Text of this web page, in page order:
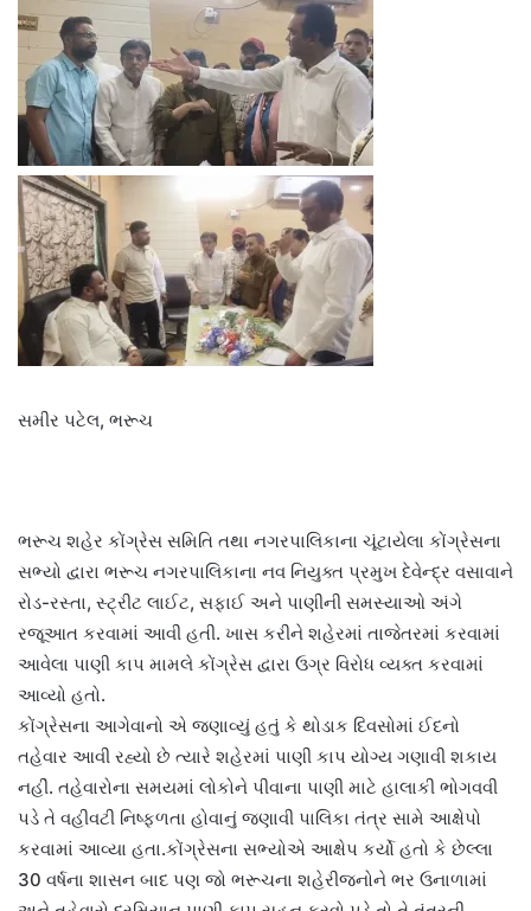
સમીર પટેલ, ભરૂચ
ભરૂચ શહેર કોંગ્રેસ સમિતિ તથા નગરપાલિકાના ચૂંટાયેલા કોંગ્રેસના
સભ્યો દ્વારા ભરૂચ નગરપાલિકાના નવ નિયુક્ત પ્રમુખ દેવેન્દ્ર વસાવાને
રોડ-રસ્તા, સ્ટ્રીટ લાઈટ, સફાઈ અને પાણીની સમસ્યાઓ અંગે
રજૂઆત કરવામાં આવી હતી. ખાસ કરીને શહેરમાં તાજેતરમાં કરવામાં
આવેલા પાણી કાપ મામલે કોંગ્રેસ દ્વારા ઉગ્ર વિરોધ વ્યક્ત કરવામાં
આવ્યો હતો.
કોંગ્રેસના આગેવાનો એ જણાવ્યું હતું કે થોડાક દિવસોમાં ઈદનો
તહેવાર આવી રહ્યો છે ત્યારે શહેરમાં પાણી કાપ યોગ્ય ગણાવી શકાય
નહીં. તહેવારોના સમયમાં લોકોને પીવાના પાણી માટે હાલાકી ભોગવવી
પડે તે વહીવટી નિષ્ફળતા હોવાનું જણાવી પાલિકા તંત્ર સામે આક્ષેપો
કરવામાં આવ્યા હતા.કોંગ્રેસના સભ્યોએ આક્ષેપ કર્યો હતો કે છેલ્લા
30 વર્ષના શાસન બાદ પણ જો ભરૂચના શહેરીજનોને ભર ઉનાળામાં